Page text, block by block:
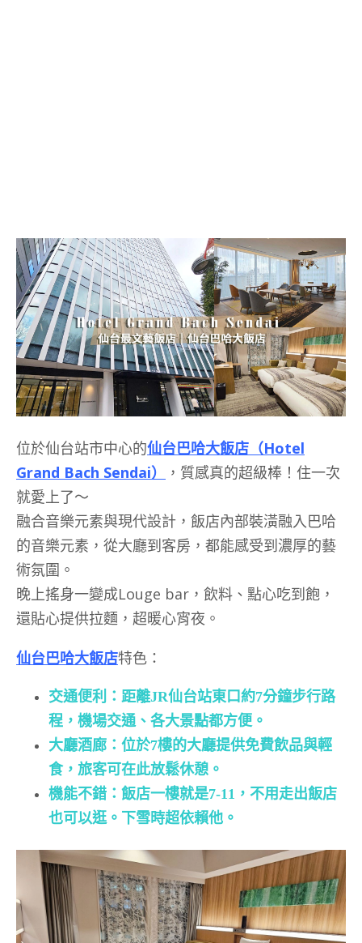
位於仙台站市中心的仙台巴哈大飯店（Hotel
Grand Bach Sendai）
，質感真的超級棒！住一次
就愛上了～
融合音樂元素與現代設計， 飯店內部裝潢融入巴哈
的音樂元素，從大廳到客房，都能感受到濃厚的藝
術氛圍。
晚上搖身一變成​Louge bar，飲料、點心吃到飽，
還貼心提供拉麵，超暖心宵夜。
仙台巴哈大飯店特色：
交通便利：距離JR仙台站東口約7分鐘步行路
程，機場交通、各大景點都方便。
大廳酒廊：​ 位於7樓的大廳提供免費飲品與輕
食，旅客可在此放鬆休憩。
機能不錯：飯店一樓就是7-11，不用走出飯店
也可以逛。下雪時超依賴他。